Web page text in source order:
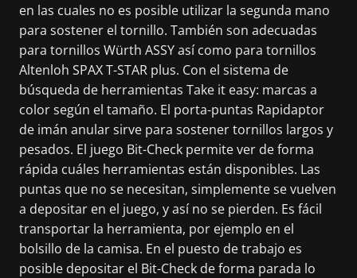
en las cuales no es posible utilizar la segunda mano
para sostener el tornillo. También son adecuadas
para tornillos Würth ASSY así como para tornillos
Altenloh SPAX T-STAR plus. Con el sistema de
búsqueda de herramientas Take it easy: marcas a
color según el tamaño. El porta-puntas Rapidaptor
de imán anular sirve para sostener tornillos largos y
pesados. El juego Bit-Check permite ver de forma
rápida cuáles herramientas están disponibles. Las
puntas que no se necesitan, simplemente se vuelven
a depositar en el juego, y así no se pierden. Es fácil
transportar la herramienta, por ejemplo en el
bolsillo de la camisa. En el puesto de trabajo es
posible depositar el Bit-Check de forma parada lo